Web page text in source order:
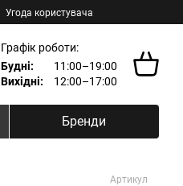
Угода користувача
Графік роботи:
Будні:
11:00–19:00
Вихідні:
12:00–17:00
Бренди
Артикул